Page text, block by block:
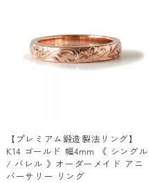
【プレミアム鍛造製法リング】
K14 ゴールド 幅4mm 《 シングル
/ バレル 》オーダーメイド アニ
バーサリー リング